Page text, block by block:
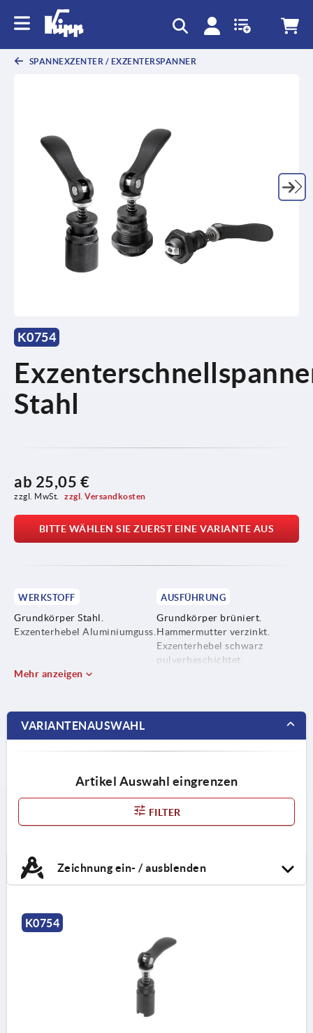
SPANNEXZENTER / EXZENTERSPANNER
K0754
Stahl
ab 25,05 €
zzgl. MwSt. zzgl. Versandkosten
BITTE WÄHLEN SIE ZUERST EINE VARIANTE AUS
WERKSTOFF
Grundkörper Stahl.
Exzenterhebel Aluminiumguss.
AUSFÜHRUNG
Grundkörper brüniert.
Hammermutter verzinkt.
Exzenterhebel schwarz
pulverbeschichtet.
Mehr anzeigen
VARIANTENAUSWAHL
Artikel Auswahl eingrenzen
FILTER
Zeichnung ein- / ausblenden
K0754